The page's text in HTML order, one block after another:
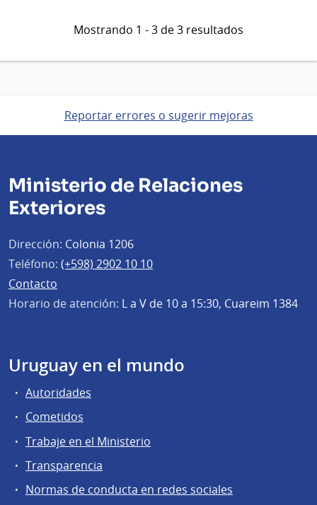
Mostrando 1 - 3 de 3 resultados
Reportar errores o sugerir mejoras
Ministerio de Relaciones
Exteriores
Dirección: Colonia 1206
Teléfono: (+598) 2902 10 10
Contacto
Horario de atención: L a V de 10 a 15:30, Cuareim 1384
Uruguay en el mundo
Autoridades
Cometidos
Trabaje en el Ministerio
Transparencia
Normas de conducta en redes sociales